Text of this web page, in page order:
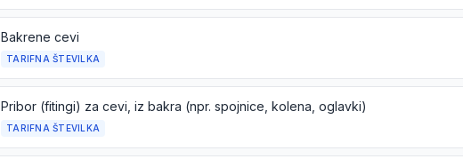
Bakrene cevi
TARIFNA ŠTEVILKA
Pribor (fitingi) za cevi, iz bakra (npr. spojnice, kolena, oglavki)
TARIFNA ŠTEVILKA